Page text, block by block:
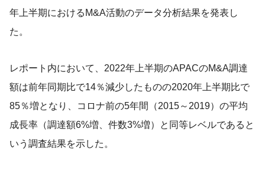
年上半期におけるM&A活動のデータ分析結果を発表し
た。
レポート内において、2022年上半期のAPACのM&A調達
額は前年同期比で14％減少したものの2020年上半期比で
85％増となり、コロナ前の5年間（2015～2019）の平均
成長率（調達額6%増、件数3%増）と同等レベルであると
いう調査結果を示した。